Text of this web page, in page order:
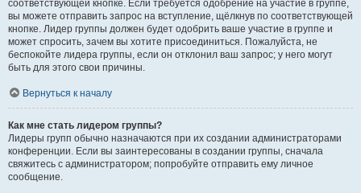
соответствующей кнопке. Если требуется одобрение на участие в группе,
вы можете отправить запрос на вступление, щёлкнув по соответствующей
кнопке. Лидер группы должен будет одобрить ваше участие в группе и
может спросить, зачем вы хотите присоединиться. Пожалуйста, не
беспокойте лидера группы, если он отклонил ваш запрос; у него могут
быть для этого свои причины.
Вернуться к началу
Как мне стать лидером группы?
Лидеры групп обычно назначаются при их создании администраторами
конференции. Если вы заинтересованы в создании группы, сначала
свяжитесь с администратором; попробуйте отправить ему личное
сообщение.